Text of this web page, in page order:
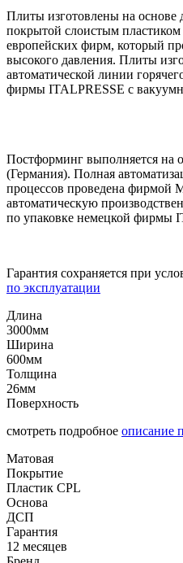
Плиты изготовлены на основе
покрытой слоистым
европейских фирм, который
высокого давления. Плиты
автоматической линии
фирмы ITALPRESSE с
Постформинг выполняется на
(Германия). Полная
процессов проведена фирмой
автоматическую
по упаковке немецкой фирмы
Гарантия сохраняется при
по эксплуатации
Длина
3000мм
Ширина
600мм
Толщина
26мм
Поверхность
смотреть подробное описание
Матовая
Покрытие
Пластик CPL
Основа
ДСП
Гарантия
12 месяцев